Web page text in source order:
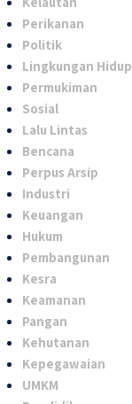
Perikanan
Politik
Lingkungan Hidup
Permukiman
Sosial
Lalu Lintas
Bencana
Perpus Arsip
Industri
Keuangan
Hukum
Pembangunan
Kesra
Keamanan
Pangan
Kehutanan
Kepegawaian
UMKM